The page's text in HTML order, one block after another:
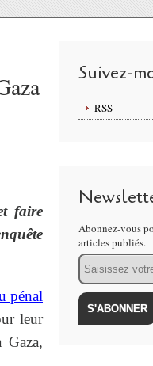
faire
pénal
leur
Gaza,
Suivez-
RSS
Abonnez-vous
articles publiés.
Email